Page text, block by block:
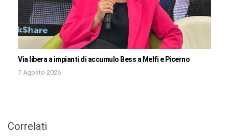
Via libera a impianti di accumulo Bess a Melfi e Picerno
7 Agosto 2026
Correlati